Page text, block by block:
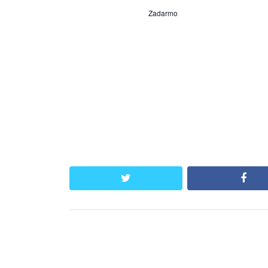
Zadarmo
twitter